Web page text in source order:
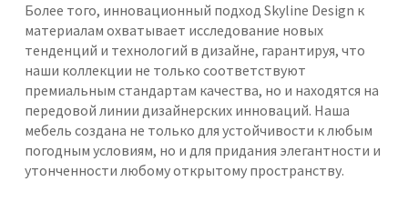
Более того, инновационный подход Skyline Design к
материалам охватывает исследование новых
тенденций и технологий в дизайне, гарантируя, что
наши коллекции не только соответствуют
премиальным стандартам качества, но и находятся на
передовой линии дизайнерских инноваций. Наша
мебель создана не только для устойчивости к любым
погодным условиям, но и для придания элегантности и
утонченности любому открытому пространству.